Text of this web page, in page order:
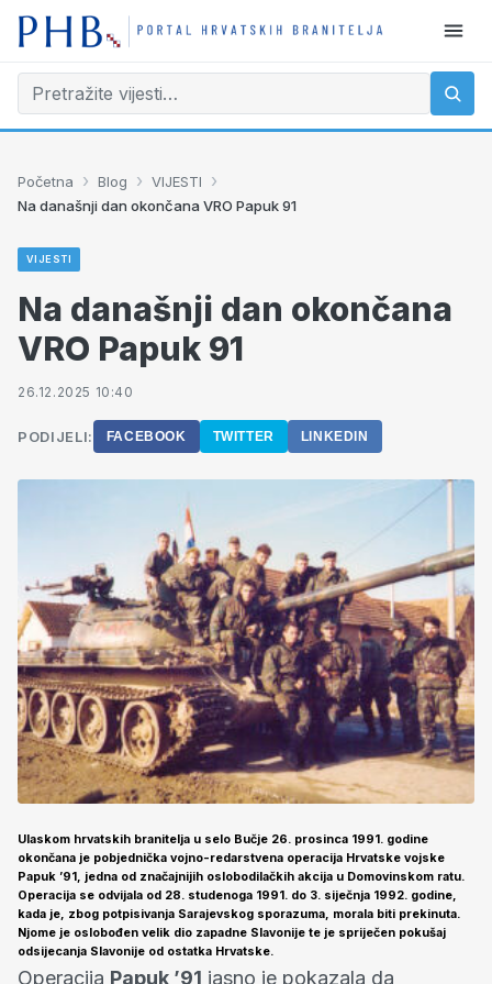
Početna › Blog › VIJESTI ›
Na današnji dan okončana VRO Papuk 91
VIJESTI
Na današnji dan okončana
VRO Papuk 91
26.12.2025 10:40
PODIJELI: FACEBOOK TWITTER LINKEDIN
Ulaskom hrvatskih branitelja u selo Bučje 26. prosinca 1991. godine
okončana je pobjednička vojno-redarstvena operacija Hrvatske vojske
Papuk ’91 , jedna od značajnijih oslobodilačkih akcija u Domovinskom ratu.
Operacija se odvijala od 28. studenoga 1991. do 3. siječnja 1992. godine,
kada je, zbog potpisivanja Sarajevskog sporazuma, morala biti prekinuta.
Njome je oslobođen velik dio zapadne Slavonije te je spriječen pokušaj
odsijecanja Slavonije od ostatka Hrvatske.
Operacija Papuk ’91 jasno je pokazala da